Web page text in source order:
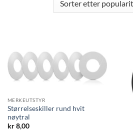
MERKEUTSTYR
Størrelseskiller rund hvit
nøytral
kr8,00